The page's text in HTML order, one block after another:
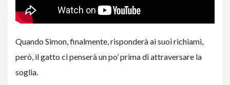
Quando Simon, finalmente, risponderà ai suoi richiami,
però, il gatto ci penserà un po’ prima di attraversare la
soglia.